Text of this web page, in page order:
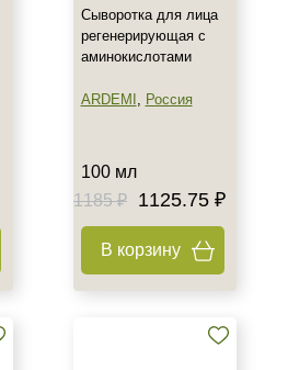
Сыворотка для лица
регенерирующая с
аминокислотами
ARDEMI , Россия
100 мл
1185 ₽
1125.75 ₽
В корзину